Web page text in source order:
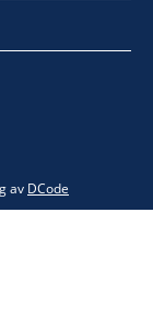
av DCode